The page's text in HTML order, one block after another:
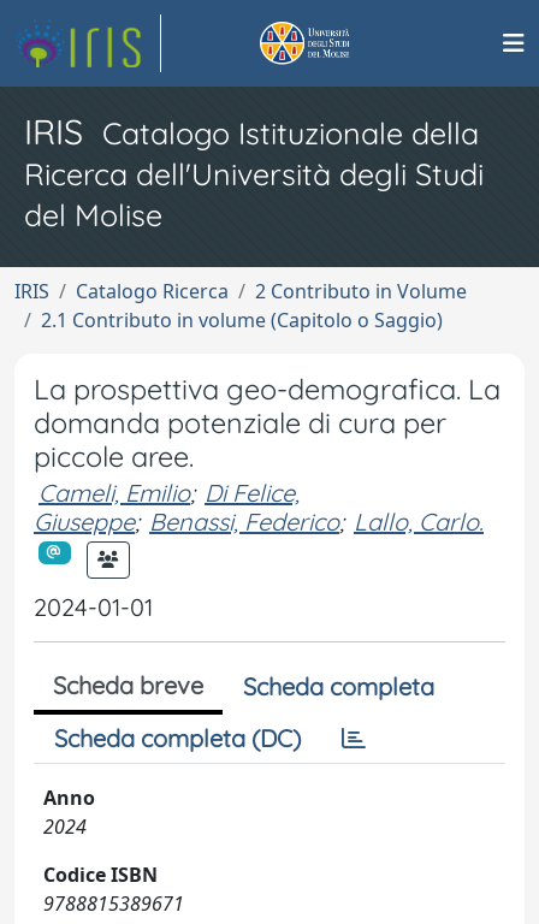
IRIS Catalogo Istituzionale della
Ricerca dell'Università degli Studi
del Molise
IRIS Catalogo Ricerca
2 Contributo in Volume
2.1 Contributo in volume (Capitolo o Saggio)
La prospettiva geo-demografica. La
domanda potenziale di cura per
piccole aree.
Cameli, Emilio; Di Felice,
Giuseppe; Benassi, Federico; Lallo, Carlo.
2024-01-01
Scheda breve
Scheda completa
Scheda completa (DC)
Anno
2024
Codice ISBN
9788815389671